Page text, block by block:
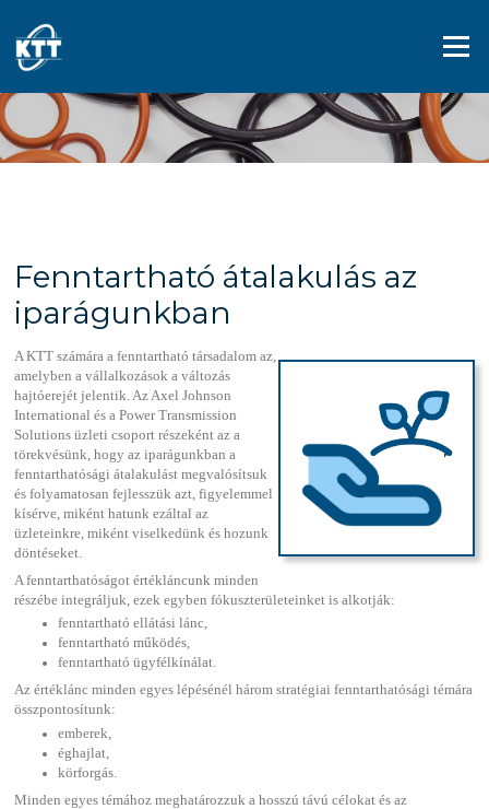
Menü
Fenntartható átalakulás az
iparágunkban
A KTT számára a fenntartható társadalom az,
amelyben a vállalkozások a változás
hajtóerejét jelentik. Az Axel Johnson
International és a Power Transmission
Solutions üzleti csoport részeként az a
törekvésünk, hogy az iparágunkban a
fenntarthatósági átalakulást megvalósítsuk
és folyamatosan fejlesszük azt, figyelemmel
kísérve, miként hatunk ezáltal az
üzleteinkre, miként viselkedünk és hozunk
döntéseket.
A fenntarthatóságot értékláncunk minden
részébe integráljuk, ezek egyben fókuszterületeinket is alkotják:
fenntartható ellátási lánc,
fenntartható működés,
fenntartható ügyfélkínálat.
Az értéklánc minden egyes lépésénél három stratégiai fenntarthatósági témára
összpontosítunk:
emberek,
éghajlat,
körforgás.
Minden egyes témához meghatározzuk a hosszú távú célokat és az